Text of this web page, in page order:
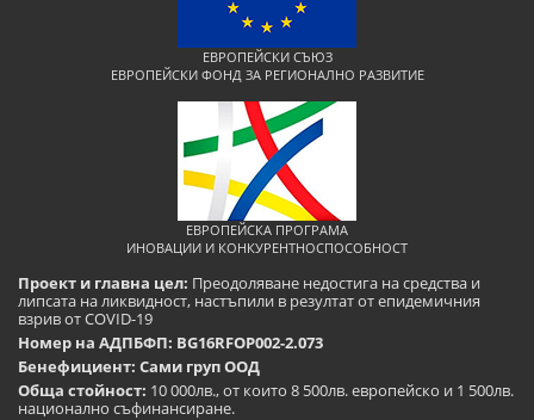
ЕВРОПЕЙСКИ СЪЮЗ
ЕВРОПЕЙСКИ ФОНД ЗА РЕГИОНАЛНО РАЗВИТИЕ
ЕВРОПЕЙСКА ПРОГРАМА
ИНОВАЦИИ И КОНКУРЕНТНОСПОСОБНОСТ
Проект и главна цел: Преодоляване недостига на средства и
липсата на ликвидност, настъпили в резултат от епидемичния
взрив от COVID-19
Номер на АДПБФП: BG16RFOP002-2.073
Бенефициент: Сами груп ООД
Обща стойност: 10 000лв., от които 8 500лв. европейско и 1 500лв.
национално съфинансиране.